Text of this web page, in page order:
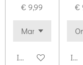
€ 9,99
In winkelwagen
€
In